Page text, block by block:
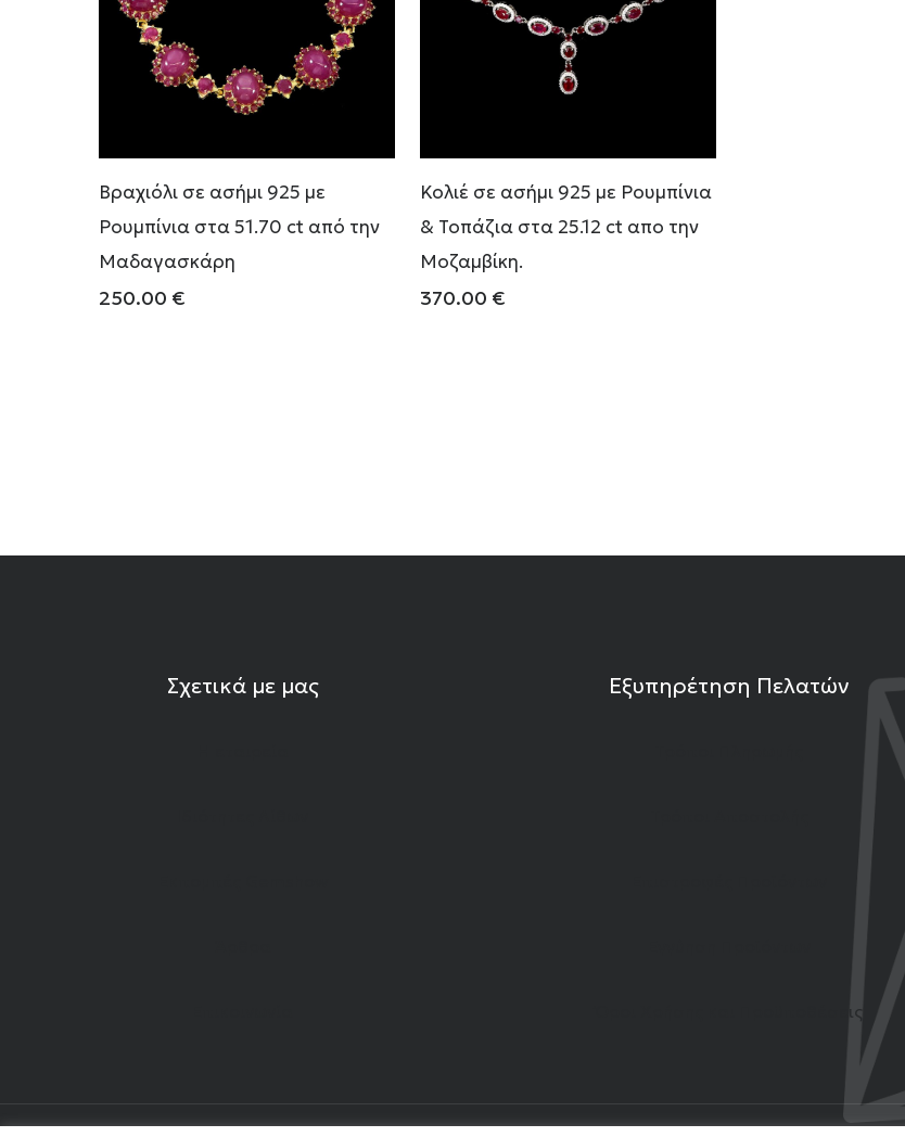
Βραχιόλι σε ασήμι 925 με
Ρουμπίνια στα 51.70 ct από την
Μαδαγασκάρη
250.00 €
Κολιέ σε ασήμι 925 με Ρουμπίνια
& Τοπάζια στα 25.12 ct απο την
Μοζαμβίκη.
370.00 €
Σχετικά με μας Εξυπηρέτηση Πελατών
Όροι Χρήσης και Προϋποθέσεις